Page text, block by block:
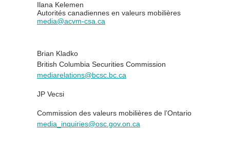
Ilana Kelemen
Autorités canadiennes en valeurs mobilières
media@acvm-csa.ca
Brian Kladko
British Columbia Securities Commission
mediarelations@bcsc.bc.ca
JP Vecsi
Commission des valeurs mobilières de l’Ontario
media_inquiries@osc.gov.on.ca